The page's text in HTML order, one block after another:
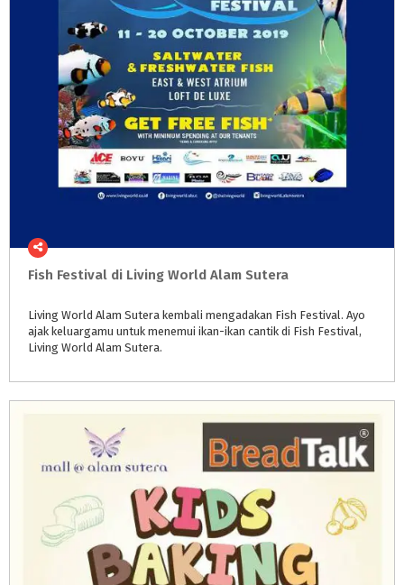
Fish Festival di Living World Alam Sutera
Living World Alam Sutera kembali mengadakan Fish Festival. Ayo
ajak keluargamu untuk menemui ikan-ikan cantik di Fish Festival,
Living World Alam Sutera.